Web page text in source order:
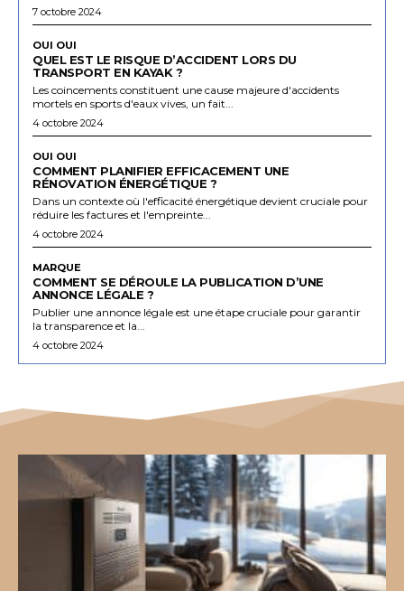
7 octobre 2024
OUI OUI
QUEL EST LE RISQUE D’ACCIDENT LORS DU
TRANSPORT EN KAYAK ?
Les coincements constituent une cause majeure d'accidents
mortels en sports d'eaux vives, un fait...
4 octobre 2024
OUI OUI
COMMENT PLANIFIER EFFICACEMENT UNE
RÉNOVATION ÉNERGÉTIQUE ?
Dans un contexte où l'efficacité énergétique devient cruciale pour
réduire les factures et l'empreinte...
4 octobre 2024
MARQUE
COMMENT SE DÉROULE LA PUBLICATION D’UNE
ANNONCE LÉGALE ?
Publier une annonce légale est une étape cruciale pour garantir
la transparence et la...
4 octobre 2024